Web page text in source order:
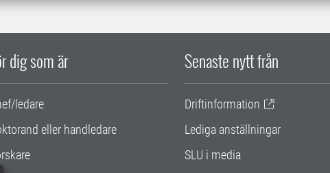
dig som är
ledare
eller handledare
Senaste nytt från
Driftinformation
Lediga anställningar
SLU i media